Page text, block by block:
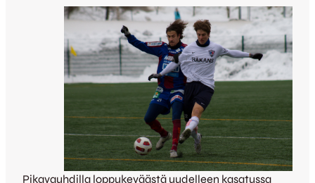
Pikavauhdilla loppukeväästä uudelleen kasatussa